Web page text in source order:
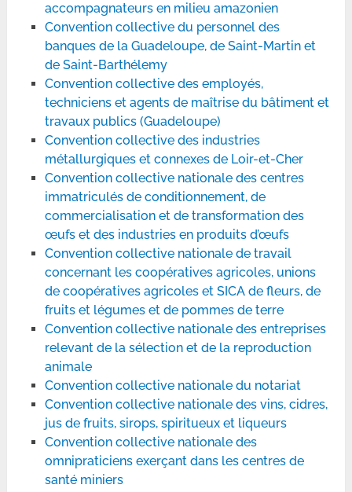
accompagnateurs en milieu amazonien
Convention collective du personnel des
banques de la Guadeloupe, de Saint-Martin et
de Saint-Barthélemy
Convention collective des employés,
techniciens et agents de maîtrise du bâtiment et
travaux publics (Guadeloupe)
Convention collective des industries
métallurgiques et connexes de Loir-et-Cher
Convention collective nationale des centres
immatriculés de conditionnement, de
commercialisation et de transformation des
œufs et des industries en produits d’œufs
Convention collective nationale de travail
concernant les coopératives agricoles, unions
de coopératives agricoles et SICA de fleurs, de
fruits et légumes et de pommes de terre
Convention collective nationale des entreprises
relevant de la sélection et de la reproduction
animale
Convention collective nationale du notariat
Convention collective nationale des vins, cidres,
jus de fruits, sirops, spiritueux et liqueurs
Convention collective nationale des
omnipraticiens exerçant dans les centres de
santé miniers